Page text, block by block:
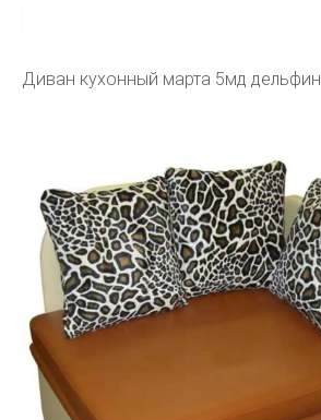
Диван кухонный марта 5мд дельфин